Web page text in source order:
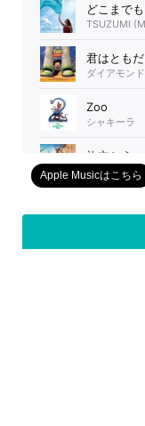
Apple Musicはこちら